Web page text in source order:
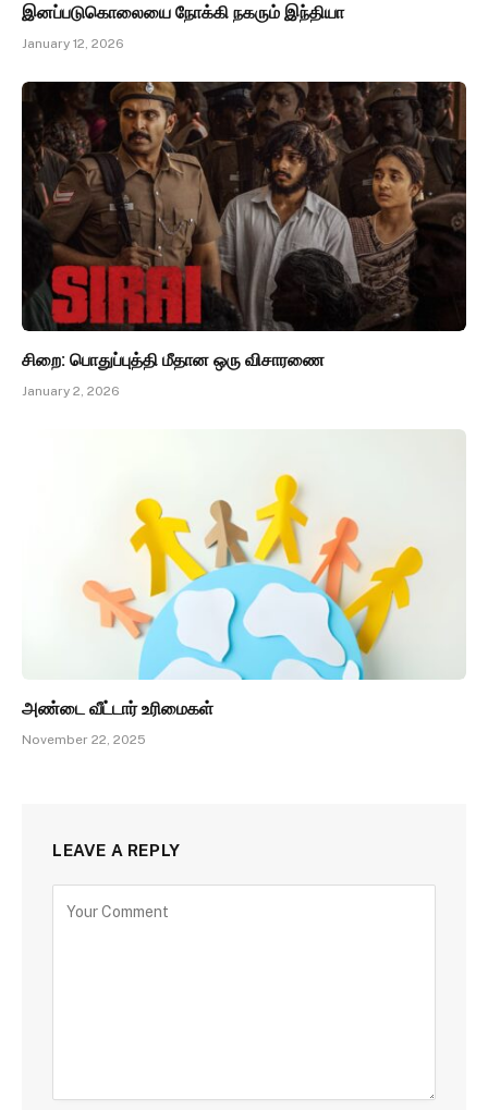
இனப்படுகொலையை நோக்கி நகரும் இந்தியா
January 12, 2026
சிறை: பொதுப்புத்தி மீதான ஒரு விசாரணை
January 2, 2026
அண்டை வீட்டார் உரிமைகள்
November 22, 2025
LEAVE A REPLY